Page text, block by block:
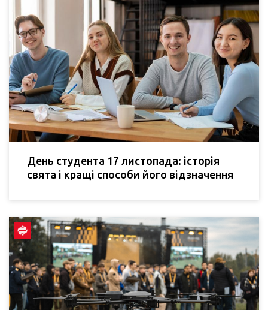
День студента 17 листопада: історія
свята і кращі способи його відзначення